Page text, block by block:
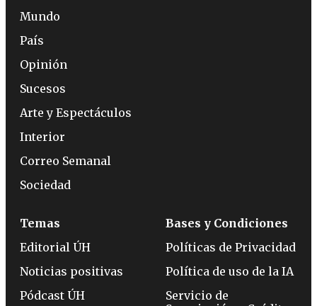
Mundo
País
Opinión
Sucesos
Arte y Espectáculos
Interior
Correo Semanal
Sociedad
Temas
Editorial ÚH
Noticias positivas
Pódcast ÚH
Bases y Condiciones
Políticas de Privacidad
Política de uso de la IA
Servicio de